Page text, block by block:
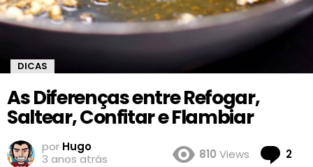
DICAS
As Diferenças entre Refogar,
Saltear, Confitar e Flambiar
por Hugo
3 anos atrás
810 Views 2